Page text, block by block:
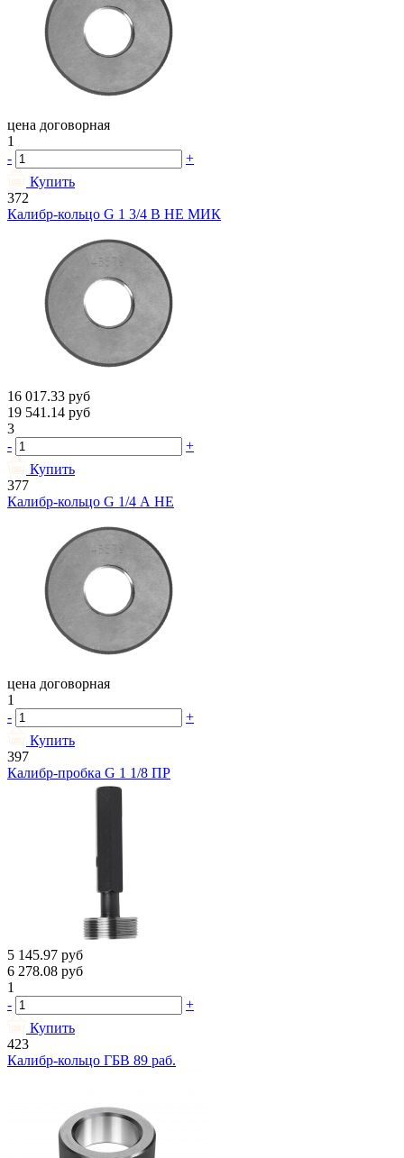
цена договорная
1
-
+
Купить
372
Калибр-кольцо G 1 3/4 В НЕ МИК
16 017.33 руб
19 541.14 руб
3
-
+
Купить
377
Калибр-кольцо G 1/4 А НЕ
цена договорная
1
-
+
Купить
397
Калибр-пробка G 1 1/8 ПР
5 145.97 руб
6 278.08 руб
1
-
+
Купить
423
Калибр-кольцо ГБВ 89 раб.